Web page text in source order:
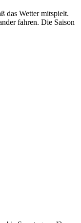
das Wetter mitspielt.
fahren. Die Saison